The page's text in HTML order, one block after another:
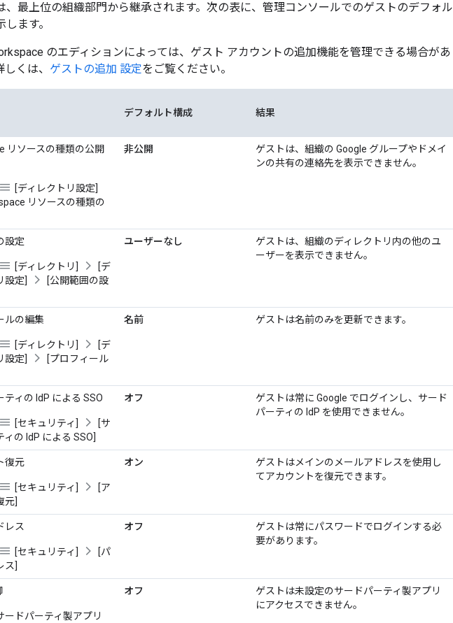
、最上位の組織部門から継承されます。次の表に、管理コンソールでのゲストのデフォル
します。
のエディションによっては、ゲスト アカウントの追加機能を管理できる場合があ
くは、 ゲストの追加 設定をご覧ください。
デフォルト構成 結果
リソースの種類の公開
[ディレクトリ設定]
リソースの種類の
非公開
ゲストは、組織の Google グループやドメイ
ンの共有の連絡先を表示できません。
設定
[ディレクトリ]
[デ
設定]
[公開範囲の設
ユーザーなし
ゲストは、組織のディレクトリ内の他のユ
ーザーを表示できません。
ルの編集
[ディレクトリ]
[デ
設定]
[プロフィール
名前 ゲストは名前のみを更新できます。
ティの IdP による SSO
[セキュリティ]
[サ
ィの IdP による SSO]
オフ
ゲストは常に Google でログインし、サード
パーティの IdP を使用できません。
復元
[セキュリティ]
[ア
元]
オン
ゲストはメインのメールアドレスを使用し
てアカウントを復元できます。
レス
[セキュリティ]
[パ
ス]
オフ
ゲストは常にパスワードでログインする必
要があります。
ードパーティ製アプリ
オフ
ゲストは未設定のサードパーティ製アプリ
にアクセスできません。